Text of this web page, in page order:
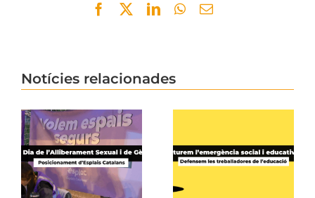
Facebook
TwitterLinkedInWhatsApp
Email
Notícies relacionades